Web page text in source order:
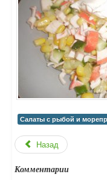
Салаты с рыбой и
Назад
Комментарии